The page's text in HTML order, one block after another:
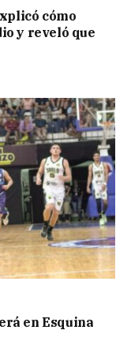
cómo
y reveló que
en Esquina